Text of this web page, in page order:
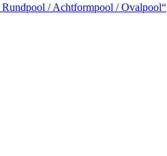
/ Achtformpool / Ovalpool“